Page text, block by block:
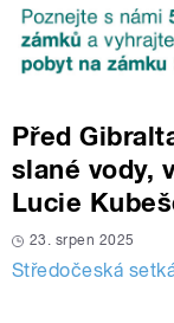
Před
slané vody,
Lucie
23. srpen 2025
Středočeská